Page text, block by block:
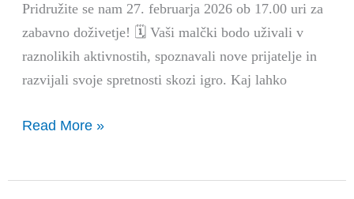
Pridružite se nam 27. februarja 2026 ob 17.00 uri za
zabavno doživetje! 🗓️ Vaši malčki bodo uživali v
raznolikih aktivnostih, spoznavali nove prijatelje in
razvijali svoje spretnosti skozi igro. Kaj lahko
Read More »